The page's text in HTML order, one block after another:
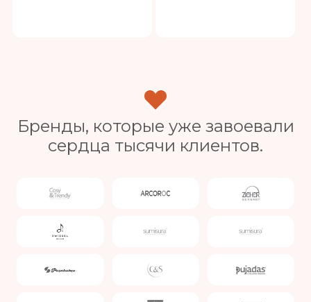
Бренды, которые уже завоевали
сердца тысячи клиентов.